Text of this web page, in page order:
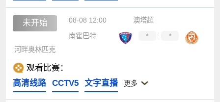
未开始 08-08 12:00
澳塔超
南霍巴特
* :
*
河畔奥林匹克
观看比赛：
高清线路
CCTV5 文字直播 更多